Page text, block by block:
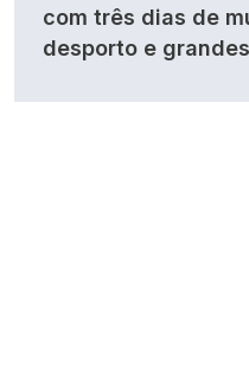
com três dias de
desporto e